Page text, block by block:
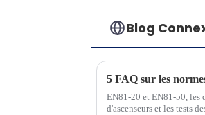
Blog
5 FAQ sur les
EN81-20 et EN81-50, les
d'ascenseurs et les tests